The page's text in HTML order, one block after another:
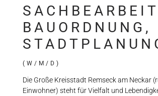
BAUORDNUNG,
(W/M/D)
Die Große Kreisstadt Remseck am Neckar
Einwohner) steht für Vielfalt und